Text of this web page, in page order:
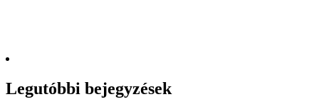
Legutóbbi bejegyzések